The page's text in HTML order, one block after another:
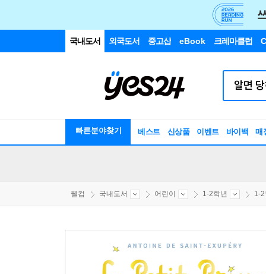
국내도서 외국도서 중고샵 eBook 크레마클럽
빠른분야찾기 베스트 신상품 이벤트 바이백 매
웰컴 국내도서 어린이 1-2학년 1-